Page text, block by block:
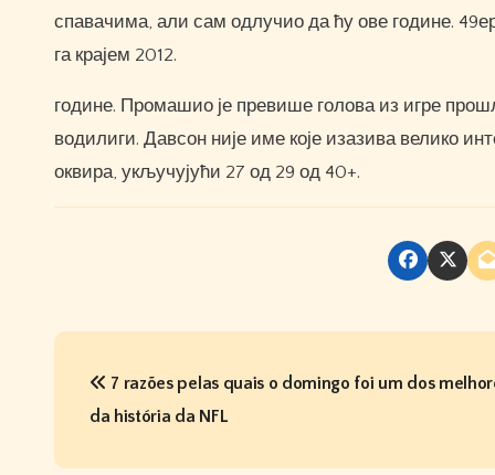
спавачима, али сам одлучио да ћу ове године.
га крајем 2012.
године. Промашио је превише голова из игре
водилиги. Давсон није име које изазива велико
оквира, укључујући 27 од 29 од 40+.
P
7 razões pelas quais o domingo foi um dos
da história da NFL